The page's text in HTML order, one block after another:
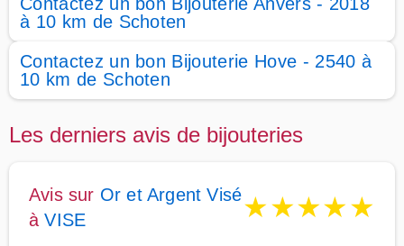
à 10 km de Schoten
Contactez un bon Bijouterie Hove - 2540 à
10 km de Schoten
Les derniers avis de bijouteries
Avis sur Or et Argent Visé
àVISE ★★★★★